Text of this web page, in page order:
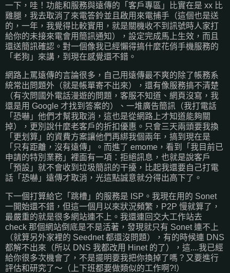
一下，哇！功能和服務與遠傳的「客戶專區」比實在是 xx 比
雞腿，我去取消了來電答鈴並且啟用來電捕手（這個也是送
的，一年，我覺得比較實用，就是關機收不到訊號時人家打
給你的未接來電會用簡訊通知），設定完成馬上生效，而且
還送簡訊確認。對一個像我已經懶得搞什麼花俏手機服務的
「老狗」來講，到現在感覺還不錯。
網路上罵遠傳的言論很多，自己用遠傳最不爽的除了帳務系
統常出問題外（就是帳單寄不出來），還有像服務搞不清楚
（有次問國外電話漫遊的問題，客服不知道、網頁沒寫，我
還是用 Google 才找到答案的）、一堆廣告簡訊（我打電話
「恐嚇」他們才幫我取消，這也是從網路上才知道能夠關
掉），更別說什麼老客戶的折扣優惠。只會三天兩頭要我換
「更划算」的資費方案讓他們再綁我個兩年，搞到現在是
「只有距離，沒有遠傳」。而進了 emome，看到「我目前已
申請的特別業務」裡面有一項：拒絕訊息，也就是說客戶
「預設」就不會收到垃圾簡訊的干擾，比起我還要自己打電
話「恐嚇」遠傳才取消，光這點誠意就分得出高下了。
下一個打算給它「跳槽」的服務是 ISP。我現在用的 Sonet
一開始還不錯，但這一個月以來狀況頻繁，P2P 慢就算了，
最嚴重的就是很多網站連不上。我還連回交大工作站去
check 那個網站倒底是不是活著，發現就只有 Sonet 連不上
（就算另外家裡的 Seednet 都還沒問題），有的時候連 DNS
都解不出來（所以 DNS 我都改用 Hinet 的了），這....我已經
給你很多次機會了，不是擺明要我把你換掉了嗎？又要進行
評估和研究了～（上下班都要做類似的工作啊?!）